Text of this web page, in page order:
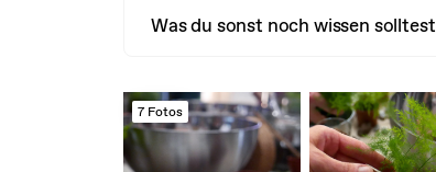
Was du sonst noch wissen solltest
7 Fotos